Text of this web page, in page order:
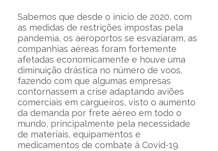
Sabemos que desde o início de 2020, com
as medidas de restrições impostas pela
pandemia, os aeroportos se esvaziaram, as
companhias aéreas foram fortemente
afetadas economicamente e houve uma
diminuição drástica no número de voos,
fazendo com que algumas empresas
contornassem a crise adaptando aviões
comerciais em cargueiros, visto o aumento
da demanda por frete aéreo em todo o
mundo, principalmente pela necessidade
de materiais, equipamentos e
medicamentos de combate à Covid-19.